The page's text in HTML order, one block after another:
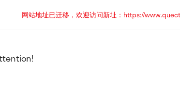
网站地址已迁移，欢迎访问新址：https://